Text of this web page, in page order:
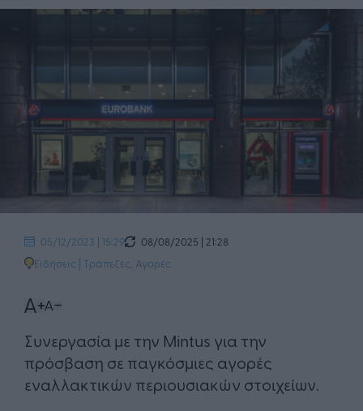
05/12/2023 | 15:29
08/08/2025 | 21:28
Ειδήσεις | Τράπεζες Αγορές
Συνεργασία με την Mintus για την
πρόσβαση σε παγκόσμιες αγορές
εναλλακτικών περιουσιακών στοιχείων.